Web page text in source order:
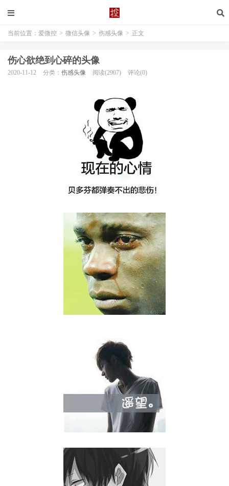
当前位置： 爱微控 > 微信头像 > 伤感头像 > 正文
伤心欲绝到心碎的头像
2020-11-12 分类： 伤感头像 阅读(2907) 评论(0)